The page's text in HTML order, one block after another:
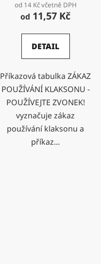
od 14 Kč včetně DPH
od 11,57 Kč
DETAIL
Příkazová tabulka ZÁKAZ
POUŽÍVÁNÍ KLAKSONU -
POUŽÍVEJTE ZVONEK!
vyznačuje zákaz
používání klaksonu a
příkaz...